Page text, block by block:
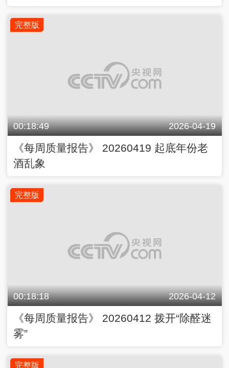
完整版
00:18:49 2026-04-19
《每周质量报告》 20260419 起底年份老
酒乱象
完整版
00:18:18 2026-04-12
《每周质量报告》 20260412 拨开“除醛迷
雾”
完整版